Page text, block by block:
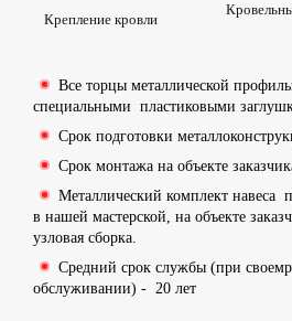
Крепление кровли
Все торцы металлической
специальными пластиковыми
Срок подготовки
Срок монтажа на объекте
Металлический комплект навеса
в нашей мастерской, на объекте
узловая сборка.
Средний срок службы (при
обслуживании) - 20 лет